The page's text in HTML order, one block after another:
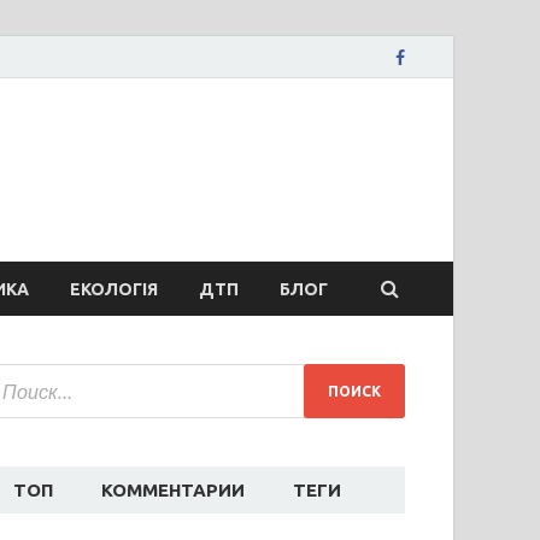
ЕКОЛОГІЯ ДТП БЛОГ
ТОП КОММЕНТАРИИ ТЕГИ